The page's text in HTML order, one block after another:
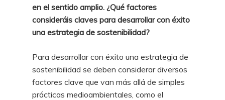
en el sentido amplio. ¿Qué factores
consideráis claves para desarrollar con éxito
una estrategia de sostenibilidad?
Para desarrollar con éxito una estrategia de
sostenibilidad se deben considerar diversos
factores clave que van más allá de simples
prácticas medioambientales, como el